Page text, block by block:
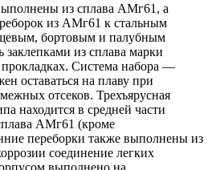
из сплава АМг61, а
из АМг61 к стальным
бортовым и палубным
заклепками из сплава марки
Система набора —
оставаться на плаву при
отсеков. Трехъярусная
находится в средней части
АМг61 (кроме
переборки также выполнены из
соединение легких
выполнено на